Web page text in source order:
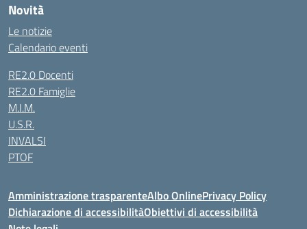
Novità
Le notizie
Calendario eventi
RE2.0 Docenti
RE2.0 Famiglie
M.I.M.
U.S.R.
INVALSI
PTOF
Amministrazione trasparenteAlbo OnlinePrivacy Policy
Dichiarazione di accessibilitàObiettivi di accessibilità